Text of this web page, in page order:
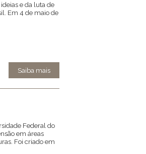
e da luta de
Em 4 de maio de
Saiba mais
Federal do
em áreas
Foi criado em